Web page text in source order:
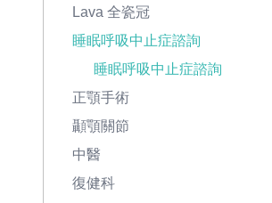
Lava 全瓷冠
睡眠呼吸中止症諮詢
睡眠呼吸中止症諮詢
正顎手術
顳顎關節
中醫
復健科